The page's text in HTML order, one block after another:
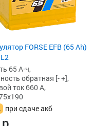
FORSE EFB (65 Ah)
65 А·ч,
обратная [- +],
ток 660 А,
при сдаче акб